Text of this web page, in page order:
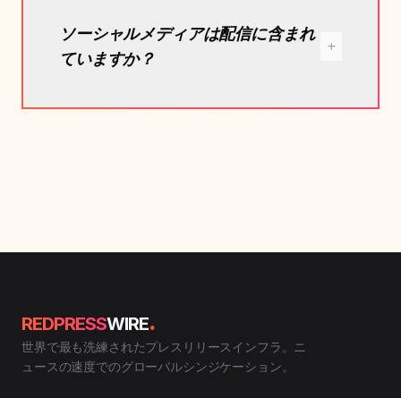
ソーシャルメディアは配信に含まれ
ていますか？
REDPRESSWIRE.
世界で最も洗練されたプレスリリースインフラ。ニ
ュースの速度でのグローバルシンジケーション。